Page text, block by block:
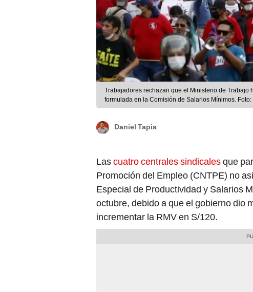
Trabajadores rechazan que el Ministerio de Trabajo
formulada en la Comisión de Salarios Mínimos.
Daniel Tapia
Lascuatro centrales sindicalesque
Promoción del Empleo (CNTPE) no
Especial de Productividad y Salarios
octubre, debido a que el gobierno dio
incrementar la RMV en S/120.